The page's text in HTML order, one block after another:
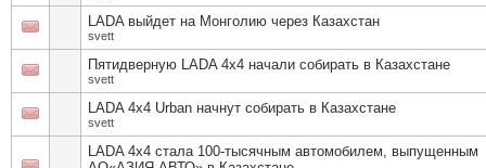
LADA выйдет на Монголию через Казахстан
svett
Пятидверную LADA 4x4 начали собирать в Казахстане
svett
LADA 4x4 Urban начнут собирать в Казахстане
svett
LADA 4x4 стала 100-тысячным автомобилем, выпущенным